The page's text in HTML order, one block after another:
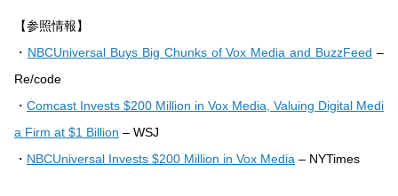
【参照情報】
・ NBCUniversal Buys Big Chunks of Vox Media and BuzzFeed –
Re/code
・ Comcast Invests $200 Million in Vox Media, Valuing Digital Medi
a Firm at $1 Billion – WSJ
・ NBCUniversal Invests $200 Million in Vox Media – NYTimes